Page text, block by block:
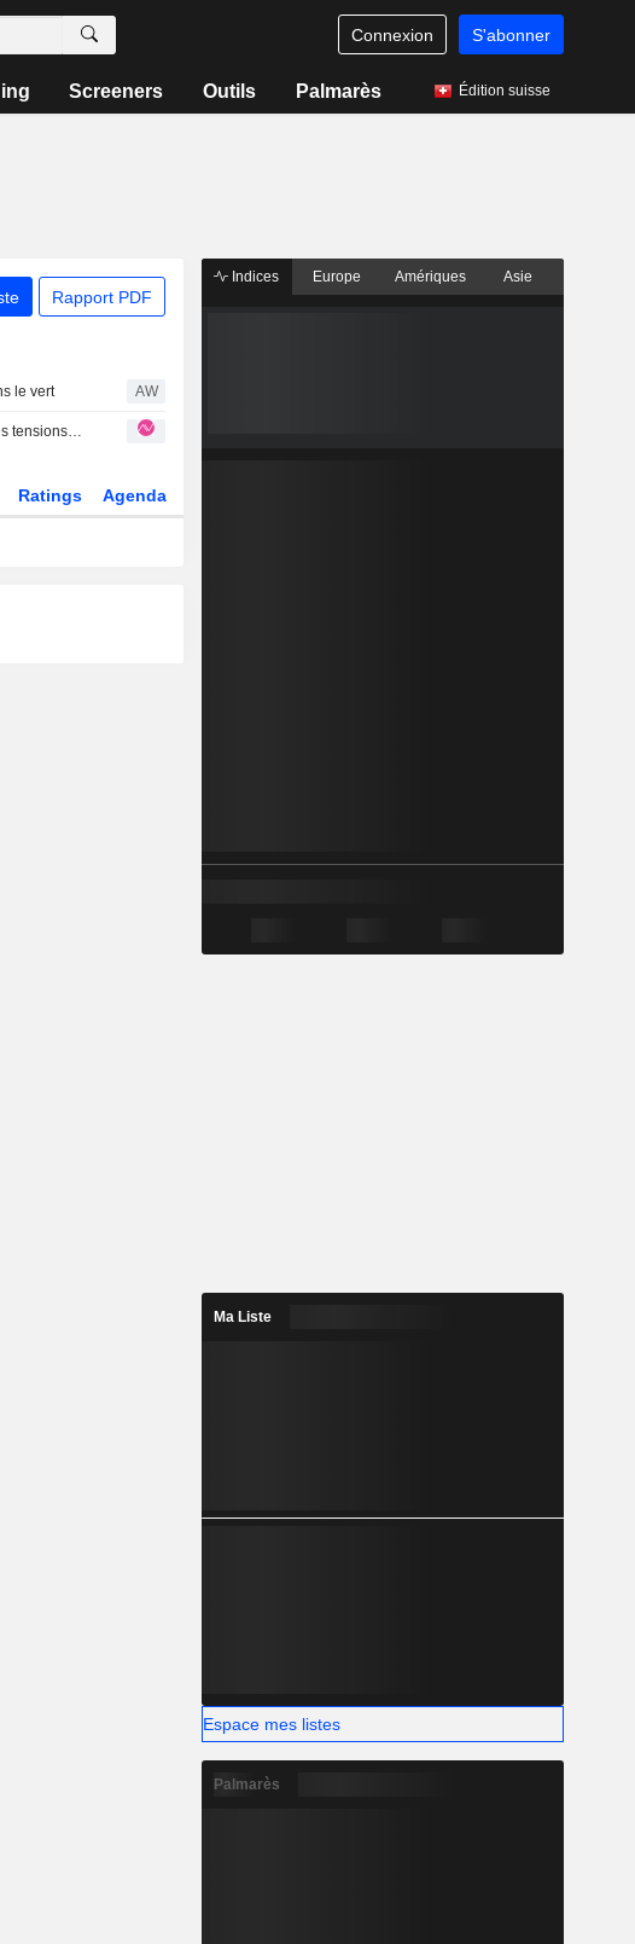
Connexion S'abonner
Screeners Outils Palmarès Édition suisse
Rapport PDF
le vert AW
LOGITECH INTERNATIONAL : les tensions sur la chaîne d'approvisionnement pèsent au-delà de l'inflation
Ratings Agenda
Indices Europe Amériques Asie
Ma Liste
Espace mes listes
Palmarès